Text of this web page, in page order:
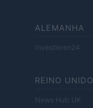
ALEMANHA
Investieren24
REINO UNIDO
News Hub UK